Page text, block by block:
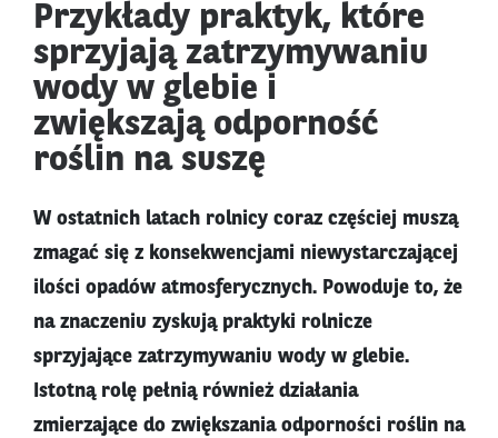
Przykłady praktyk, które
sprzyjają zatrzymywaniu
wody w glebie i
zwiększają odporność
roślin na suszę
W ostatnich latach rolnicy coraz częściej muszą
zmagać się z konsekwencjami niewystarczającej
ilości opadów atmosferycznych. Powoduje to, że
na znaczeniu zyskują praktyki rolnicze
sprzyjające zatrzymywaniu wody w glebie.
Istotną rolę pełnią również działania
zmierzające do zwiększania odporności roślin na